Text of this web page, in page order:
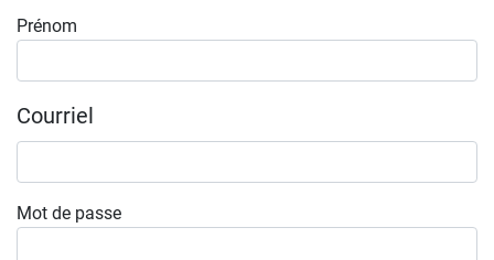
Prénom
Courriel
Mot de passe